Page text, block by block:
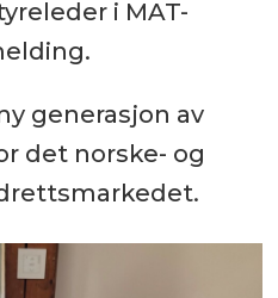
i MAT-
generasjon av
det norske- og